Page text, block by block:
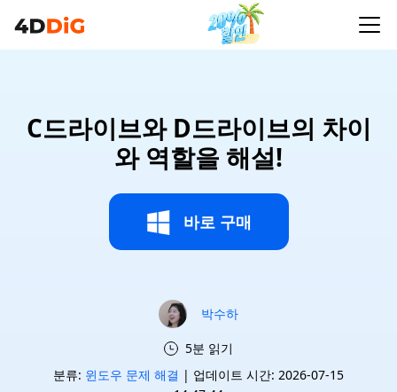
C드라이브와 D드라이브의 차이
와 역할을 해설!
바로 구매
박수하
5분 읽기
분류: 윈도우 문제 해결 | 업데이트 시간: 2026-07-15